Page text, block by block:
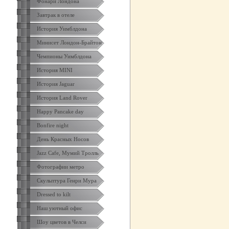
Завтрак в отеле
История Уимблдона
Минисет Лондон-Брайтон
Чемпионы Уимблдона
История MINI
История Jaguar
История Land Rover
Happy Pancake day
Bonfire night
День Красных Носов
Jazz Cafe, Мумий Тролль
Фотографии метро
Скульптура Генри Мура
Dressed to kilt
Наш уютный офис
Шоу цветов в Челси